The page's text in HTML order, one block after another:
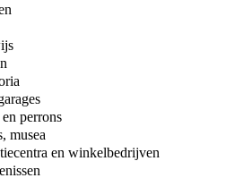
perrons
musea
en winkelbedrijven